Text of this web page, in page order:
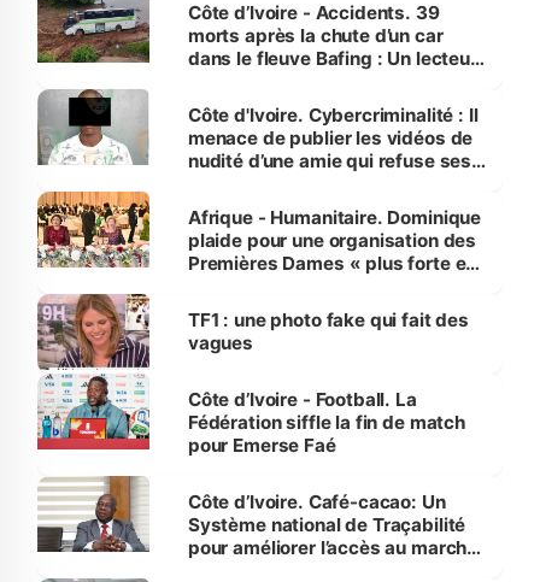
Côte d’Ivoire - Accidents. 39
morts après la chute d’un car
dans le fleuve Bafing : Un lecteur
des Transports
Côte d'Ivoire. Cybercriminalité : Il
menace de publier les vidéos de
nudité d’une amie qui refuse ses
Afrique - Humanitaire. Dominique
plaide pour une organisation des
Premières Dames « plus forte et
sur la scène internationale »
TF1 : une photo fake qui fait des
vagues
Côte d’Ivoire - Football. La
Fédération siffle la fin de match
pour Emerse Faé
Côte d’Ivoire. Café-cacao: Un
Système national de Traçabilité
pour améliorer l’accès au marché